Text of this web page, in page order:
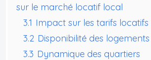
sur le marché locatif local
3.1 Impact sur les tarifs locatifs
3.2 Disponibilité des logements
3.3 Dynamique des quartiers